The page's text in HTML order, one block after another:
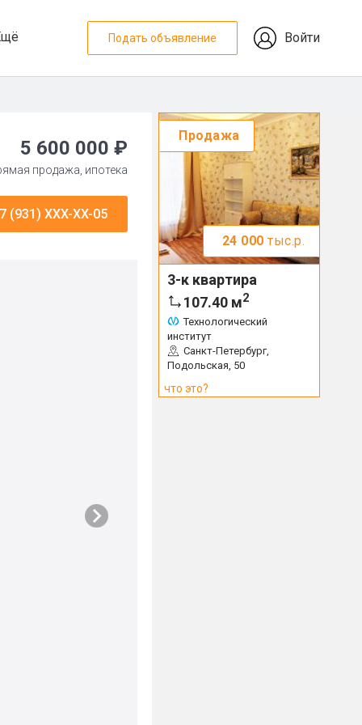
Подать объявление Войти
5 600 000 ₽
продажа, ипотека
(931) XXX-XX-05
Продажа
24 000 тыс.р.
3-к квартира
107.40 м2
Технологический
институт
Санкт-Петербург,
Подольская, 50
что это?